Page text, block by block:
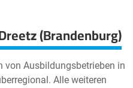
(Brandenburg)
von Ausbildungsbetrieben in
Alle weiteren